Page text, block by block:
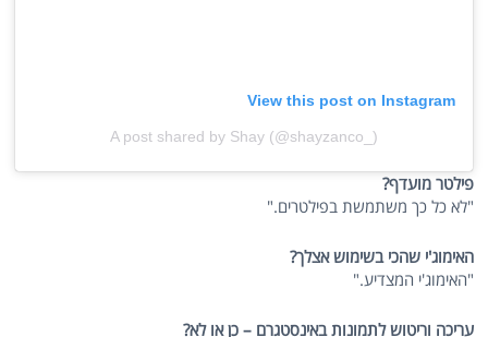
View this post on Instagram
A post shared by Shay (@shayzanco_)
פילטר מועדף?
"לא כל כך משתמשת בפילטרים."
האימוג'י שהכי בשימוש אצלך?
"האימוג'י המצדיע."
עריכה וריטוש לתמונות באינסטגרם – כן או לא?